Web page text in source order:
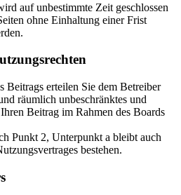
auf unbestimmte Zeit geschlossen
ohne Einhaltung einer Frist
Beitrags erteilen Sie dem Betreiber
räumlich unbeschränktes und
Beitrag im Rahmen des Boards
Punkt 2, Unterpunkt a bleibt auch
bestehen.